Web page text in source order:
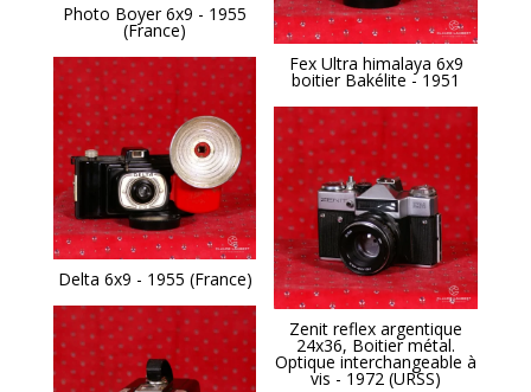
Photo Boyer 6x9 - 1955
(France)
Fex Ultra himalaya 6x9
boitier Bakélite - 1951
Delta 6x9 - 1955 (France)
Zenit reflex argentique
24x36, Boitier métal.
Optique interchangeable à
vis - 1972 (URSS)